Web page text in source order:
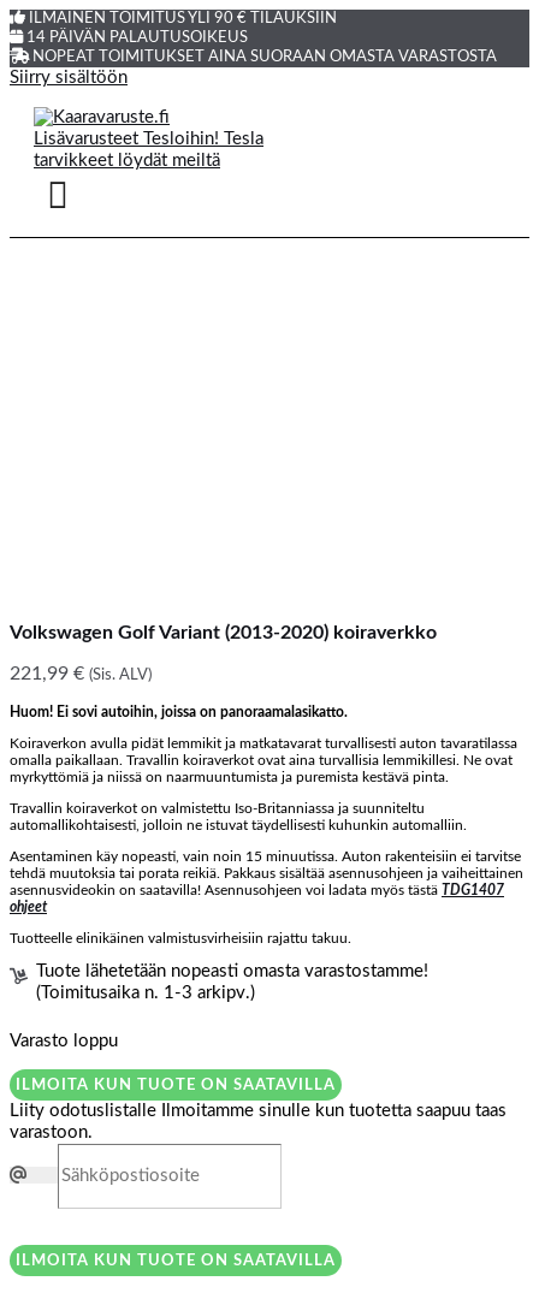
ILMAINEN TOIMITUS YLI 90 € TILAUKSIIN
14 PÄIVÄN PALAUTUSOIKEUS
NOPEAT TOIMITUKSET AINA SUORAAN OMASTA VARASTOSTA
Siirry sisältöön
Volkswagen Golf Variant (2013-2020) koiraverkko
221,99 € (Sis. ALV)
Huom! Ei sovi autoihin, joissa on panoraamalasikatto.
Koiraverkon avulla pidät lemmikit ja matkatavarat turvallisesti auton tavaratilassa
omalla paikallaan. Travallin koiraverkot ovat aina turvallisia lemmikillesi. Ne ovat
myrkyttömiä ja niissä on naarmuuntumista ja puremista kestävä pinta.
Travallin koiraverkot on valmistettu Iso-Britanniassa ja suunniteltu
automallikohtaisesti, jolloin ne istuvat täydellisesti kuhunkin automalliin.
Asentaminen käy nopeasti, vain noin 15 minuutissa. Auton rakenteisiin ei tarvitse
tehdä muutoksia tai porata reikiä. Pakkaus sisältää asennusohjeen ja vaiheittainen
asennusvideokin on saatavilla! Asennusohjeen voi ladata myös tästä TDG1407
ohjeet
Tuotteelle elinikäinen valmistusvirheisiin rajattu takuu.
Tuote lähetetään nopeasti omasta varastostamme!
(Toimitusaika n. 1-3 arkipv.)
Varasto loppu
ILMOITA KUN TUOTE ON SAATAVILLA
Liity odotuslistalle
Ilmoitamme sinulle kun tuotetta saapuu taas
varastoon.
ILMOITA KUN TUOTE ON SAATAVILLA